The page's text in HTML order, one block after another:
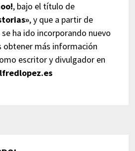
, bajo el título de
, y que a partir de
ha ido incorporando nuevo
obtener más información
escritor y divulgador en